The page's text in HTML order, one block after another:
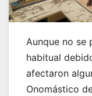
Aunque no se
habitual
afectaron
Onomástico